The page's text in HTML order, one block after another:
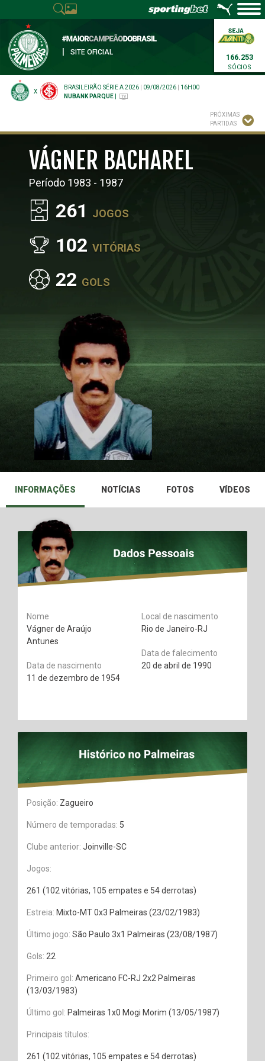
SITE OFICIAL
166.253
SÓCIOS
X
BRASILEIRÃO SÉRIE A 2026 09/08/2026
16H00
NUBANK PARQUE
PRÓXIMAS
PARTIDAS
VÁGNER BACHAREL
Período 1983 - 1987
261 JOGOS
102VITÓRIAS
22 GOLS
INFORMAÇÕES NOTÍCIAS FOTOS VÍDEOS
Nome
Vágner de Araújo
Antunes
Data de nascimento
11 de dezembro de 1954
Local de nascimento
Rio de Janeiro-RJ
Data de falecimento
20 de abril de 1990
Posição: Zagueiro
Número de temporadas: 5
Clube anterior: Joinville-SC
Jogos:
261 (102 vitórias, 105 empates e 54 derrotas)
Estreia: Mixto-MT 0x3 Palmeiras (23/02/1983)
Último jogo: São Paulo 3x1 Palmeiras (23/08/1987)
Gols: 22
Primeiro gol: Americano FC-RJ 2x2 Palmeiras
(13/03/1983)
Último gol: Palmeiras 1x0 Mogi Morim (13/05/1987)
Principais títulos:
261 (102 vitórias, 105 empates e 54 derrotas)